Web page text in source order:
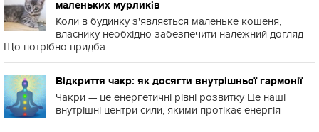
маленьких мурликів
Коли в будинку з'являється маленьке кошеня,
власнику необхідно забезпечити належний догляд
Що потрібно придба...
Відкриття чакр: як досягти внутрішньої гармонії
Чакри — це енергетичні рівні розвитку Це наші
внутрішні центри сили, якими протікає енергія